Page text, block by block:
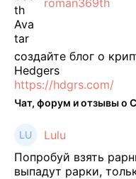
создайте блог о
Hedgers
https://hdgrs.com/
Чат, форум и отзывы о
Lulu
Попробуй взять
выпадут рарки,